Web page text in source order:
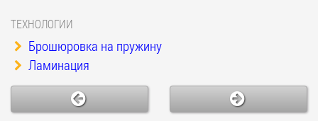
ТЕХНОЛОГИИ
Брошюровка на пружину
Ламинация